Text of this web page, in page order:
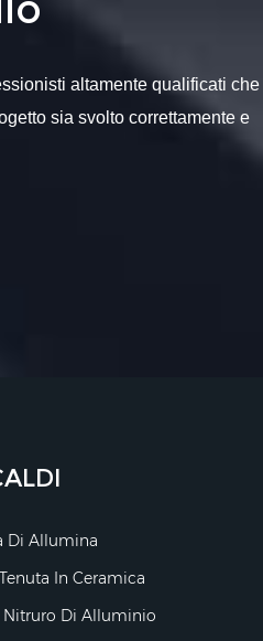
altamente qualificati che
sia svolto correttamente e
Di Allumina
In Ceramica
Nitruro Di Alluminio